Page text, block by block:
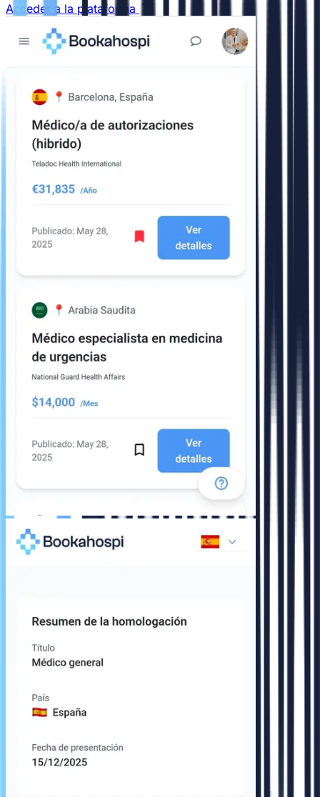
Acceder a la plataforma